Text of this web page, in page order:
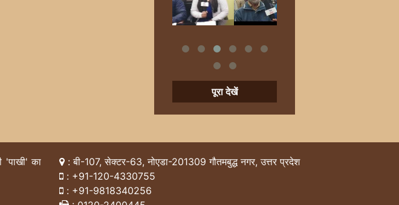
पूरा देखें
'पाखी' का
: बी-107, सेक्टर-63, नोएडा-201309 गौतमबुद्ध नगर, उत्तर प्रदेश
: +91-120-4330755
: +91-9818340256